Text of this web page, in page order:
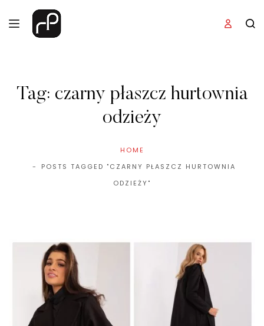
Tag: czarny płaszcz hurtownia
odzieży
HOME
POSTS TAGGED "CZARNY PŁASZCZ HURTOWNIA
ODZIEŻY"